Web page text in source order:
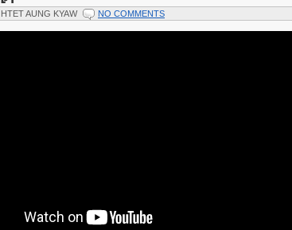
HTET AUNG KYAW NO COMMENTS